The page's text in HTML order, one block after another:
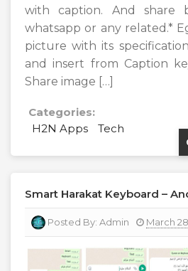
with caption. And share
whatsapp or any related.*
picture with its
and insert from Caption
Share image […]
Categories:
H2N Apps
Tech
Smart Harakat Keyboard –
Posted By: Admin March